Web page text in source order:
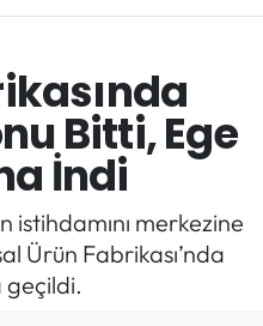
Bitti, Ege
İndi
istihdamını merkezine
Ürün Fabrikası’nda
geçildi.